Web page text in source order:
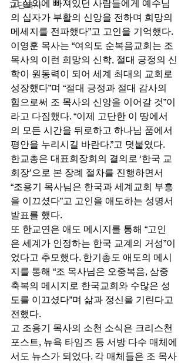
교단역사
고 실의에 빠져있던 사람들에게 예수님
의 십자가 부활의 신앙을 전하며 희망의
메세지를 전파했다”고 고인을 기억했다.
이영훈 목사는 “여의도 순복음교회는 조
목사의 이런 희망의 신학, 절대 긍정의 신
학이 원동력이 되어 세계 최대의 교회로
성장했다”며 “절대 긍정과 절대 감사의
힘으로써 조 목사의 신앙을 이어갈 것”이
라고 다짐했다. “이제 고단한 이 땅에서
의 모든 시간을 뒤로하고 하나님 품에서
평안을 누리시길 바란다.”고 덧붙였다.
한교총은 대표회장회의 결의로 ‘한국 교
회장’으로 본 장례 절차를 진행하면서
“조용기 목사님은 한국과 세계교회 부흥
을 이끄셨다”고 고인을 애도하는 성명서
발표를 했다.
또 한교연은 애도 메시지를 통해 “고인
은 세계가 인정하는 한국 교계의 거성”이
었다고 추모했다. 한기총도 애도의 메시
지를 통해 “조 목사님은 오중복음, 삼중
축복의 메시지로 한국교회와 수많은 성
도를 이끄셨다”며 삶과 정신을 기린다고
전했다.
고 조용기 목사의 소천 소식은 크리스천
포스트, 뉴욕 타임즈 등 서방 다수 매체에
서도 뉴스가 되었다. 각 매체들은 조 목사